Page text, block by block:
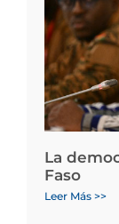
La
Faso
Leer Más >>